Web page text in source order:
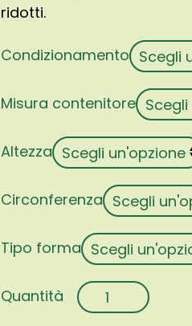
ridotti.
Condizionamento
Misura contenitore
Altezza
Circonferenza
Tipo forma
Carpinus
betulus